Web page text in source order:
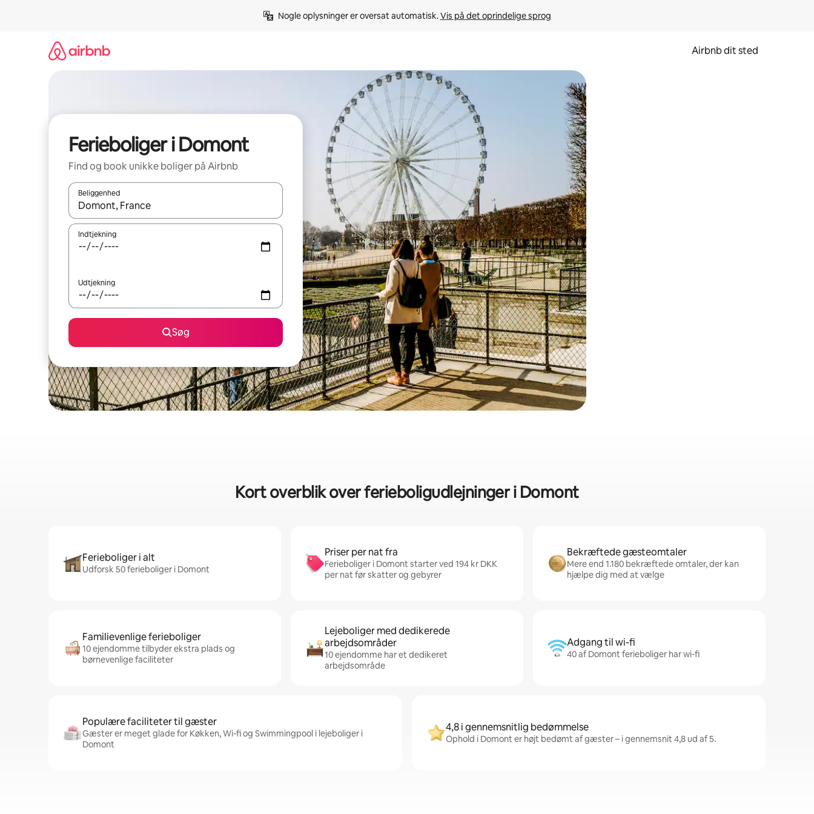
Nogle oplysninger er oversat automatisk. Vis på det oprindelige sprog
Airbnb dit sted
Ferieboliger i Domont
Find og book unikke boliger på Airbnb
Beliggenhed
Når resultaterne er tilgængelige, skal du navigere med piletasterne op og ned eller se mere ved at trykke eller stryge.
Indtjekning
Udtjekning
Søg
Kort overblik over ferieboligudlejninger i Domont
Ferieboliger i alt
Udforsk 50 ferieboliger i Domont
Priser per nat fra
Ferieboliger i Domont starter ved 194 kr DKK
per nat før skatter og gebyrer
Bekræftede gæsteomtaler
Mere end 1.180 bekræftede omtaler, der kan
hjælpe dig med at vælge
Familievenlige ferieboliger
10 ejendomme tilbyder ekstra plads og
børnevenlige faciliteter
Lejeboliger med dedikerede
arbejdsområder
10 ejendomme har et dedikeret
arbejdsområde
Adgang til wi-fi
40 af Domont ferieboliger har wi-fi
Populære faciliteter til gæster
Gæster er meget glade for Køkken, Wi-fi og Swimmingpool i lejeboliger i
Domont
4,8 i gennemsnitlig bedømmelse
Ophold i Domont er højt bedømt af gæster – i gennemsnit 4,8 ud af 5.